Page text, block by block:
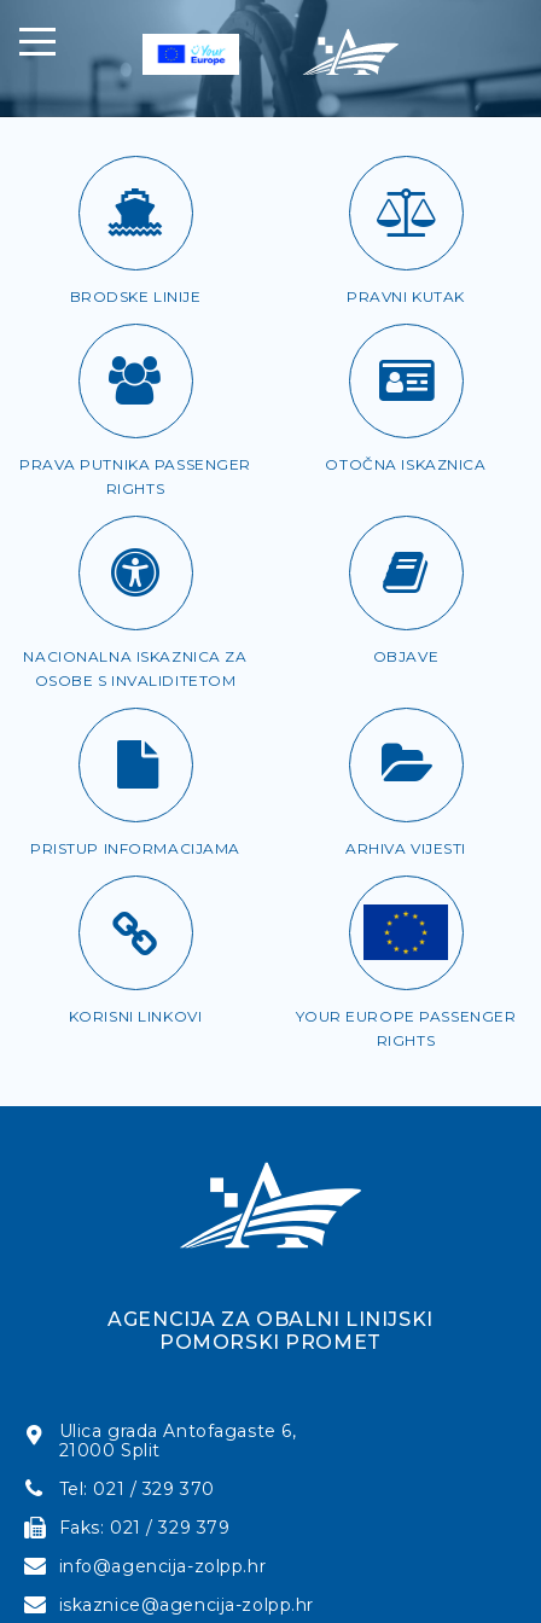
BRODSKE LINIJE PRAVNI KUTAK
PRAVA PUTNIKA PASSENGER
RIGHTS
OTOČNA ISKAZNICA
NACIONALNA ISKAZNICA ZA
OSOBE S INVALIDITETOM
OBJAVE
PRISTUP INFORMACIJAMA ARHIVA VIJESTI
KORISNI LINKOVI
YOUR EUROPE PASSENGER
RIGHTS
AGENCIJA ZA OBALNI LINIJSKI
POMORSKI PROMET
Ulica grada Antofagaste 6,
21000 Split
Tel: 021 / 329 370
Faks: 021 / 329 379
info@agencija-zolpp.hr
iskaznice@agencija-zolpp.hr